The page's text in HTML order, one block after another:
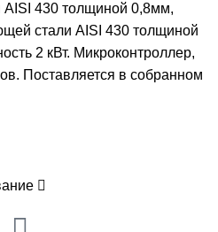
430 толщиной 0,8мм,
стали AISI 430 толщиной
2 кВт. Микроконтроллер,
Поставляется в собранном